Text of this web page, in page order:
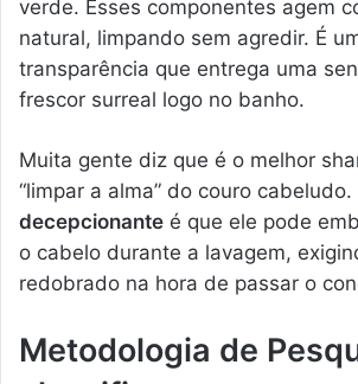
verde. Esses componentes agem
natural, limpando sem agredir. É
transparência que entrega uma
frescor surreal logo no banho.
Muita gente diz que é o melhor
“limpar a alma” do couro cabeludo.
decepcionante é que ele pode
o cabelo durante a lavagem,
redobrado na hora de passar o
Metodologia de